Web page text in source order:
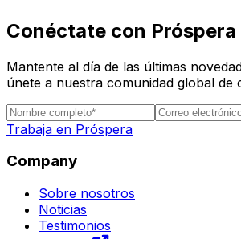
Conéctate con Próspera
Mantente al día de las últimas
únete a nuestra comunidad global de
Trabaja en Próspera
Company
Sobre nosotros
Noticias
Testimonios